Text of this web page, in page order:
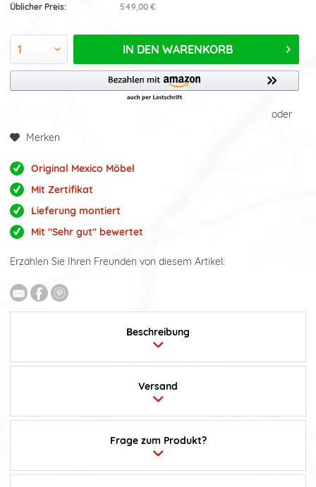
Üblicher Preis:
549,00 €
IN DEN WARENKORB
oder
Merken
Original Mexico Möbel
Mit Zertifikat
Lieferung montiert
Mit "Sehr gut" bewertet
Erzählen Sie Ihren Freunden von diesem Artikel:
Beschreibung
Frage zum Produkt?
Versand